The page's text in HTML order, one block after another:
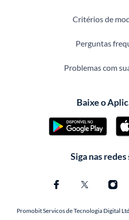
Critérios de
Perguntas
Problemas com
Baixe o
Siga nas
Promobit Servicos de Tecnologia Digital